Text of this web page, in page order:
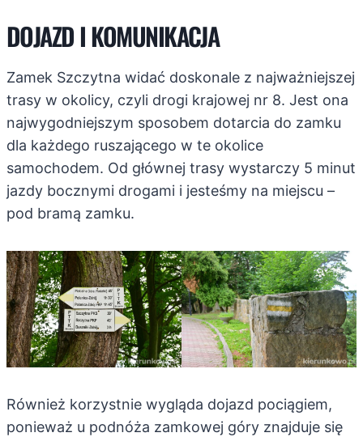
DOJAZD I KOMUNIKACJA
Zamek Szczytna widać doskonale z najważniejszej
trasy w okolicy, czyli drogi krajowej nr 8. Jest ona
najwygodniejszym sposobem dotarcia do zamku
dla każdego ruszającego w te okolice
samochodem. Od głównej trasy wystarczy 5 minut
jazdy bocznymi drogami i jesteśmy na miejscu –
pod bramą zamku.
Również korzystnie wygląda dojazd pociągiem,
ponieważ u podnóża zamkowej góry znajduje się